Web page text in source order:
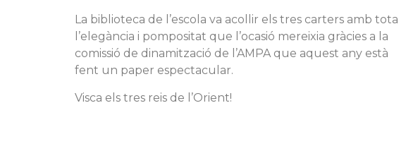
La biblioteca de l’escola va acollir els tres carters amb tota
l’elegància i pompositat que l’ocasió mereixia gràcies a la
comissió de dinamització de l’AMPA que aquest any està
fent un paper espectacular.
Visca els tres reis de l’Orient!